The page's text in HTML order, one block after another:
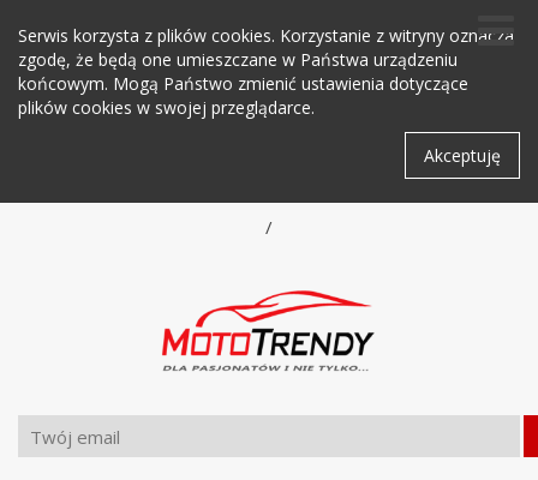
Serwis korzysta z plików cookies. Korzystanie z witryny oznacza
zgodę, że będą one umieszczane w Państwa urządzeniu
końcowym. Mogą Państwo zmienić ustawienia dotyczące
plików cookies w swojej przeglądarce.
Akceptuję
/